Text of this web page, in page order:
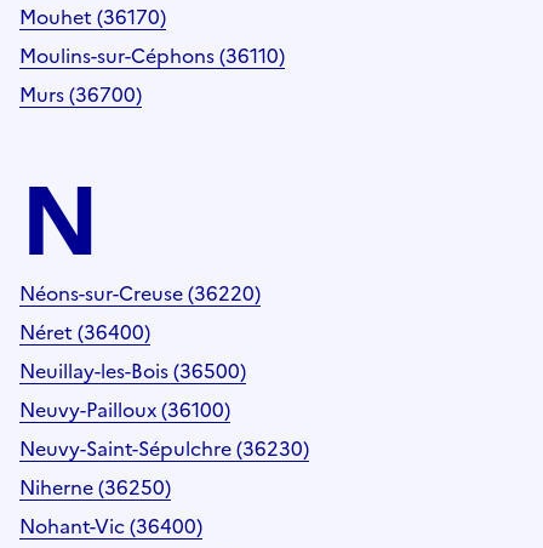
Mouhet (36170)
Moulins-sur-Céphons (36110)
Murs (36700)
N
Néons-sur-Creuse (36220)
Néret (36400)
Neuillay-les-Bois (36500)
Neuvy-Pailloux (36100)
Neuvy-Saint-Sépulchre (36230)
Niherne (36250)
Nohant-Vic (36400)